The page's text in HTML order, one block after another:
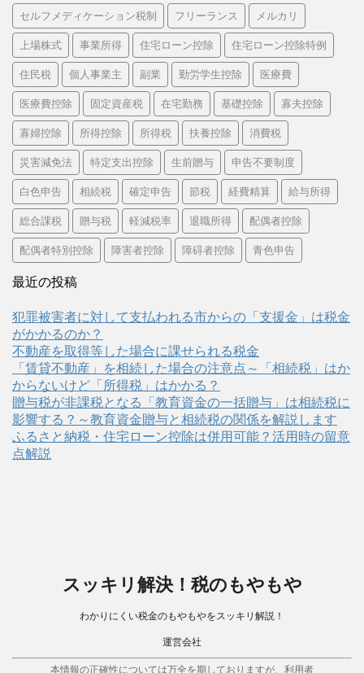
セルフメディケーション税制 フリーランス メルカリ
上場株式 事業所得 住宅ローン控除 住宅ローン控除特例
住民税 個人事業主 副業 勤労学生控除 医療費
医療費控除 固定資産税 在宅勤務 基礎控除 寡夫控除
寡婦控除 所得控除 所得税 扶養控除 消費税
災害減免法 特定支出控除 生前贈与 申告不要制度
白色申告 相続税 確定申告 節税 経費精算 給与所得
総合課税 贈与税 軽減税率 退職所得 配偶者控除
配偶者特別控除 障害者控除 障碍者控除 青色申告
最近の投稿
犯罪被害者に対して支払われる市からの「支援金」は税金
がかかるのか？
不動産を取得等した場合に課せられる税金
「賃貸不動産」を相続した場合の注意点～「相続税」はか
からないけど「所得税」はかかる？
贈与税が非課税となる「教育資金の一括贈与」は相続税に
影響する？～教育資金贈与と相続税の関係を解説します
ふるさと納税・住宅ローン控除は併用可能？活用時の留意
点解説
スッキリ解決！税のもやもや
わかりにくい税金のもやもやをスッキリ解説！
運営会社
本情報の正確性については万全を期しておりますが、利用者